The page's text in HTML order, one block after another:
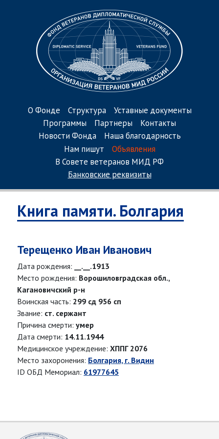
О Фонде Структура
Уставные документы
Программы
Партнеры
Контакты
Новости Фонда
Наша благодарность
Нам пишут
Объявления
В Совете ветеранов МИД РФ
Банковские реквизиты
Книга памяти. Болгария
Терещенко Иван Иванович
Дата рождения:
__.__.1913
Место рождения: Ворошиловградская обл.,
Кагановичский р-н
Воинская часть: 299 сд 956 сп
Звание: ст. сержант
Причина смерти: умер
Дата смерти: 14.11.1944
Медицинское учреждение: ХППГ 2076
Место захоронения: Болгария, г. Видин
ID ОБД Мемориал: 61977645